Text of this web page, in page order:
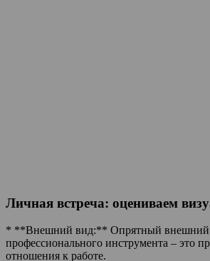
Личная встреча: оцениваем
* **Внешний вид:** Опрятный внешний
профессионального инструмента – это
отношения к работе.